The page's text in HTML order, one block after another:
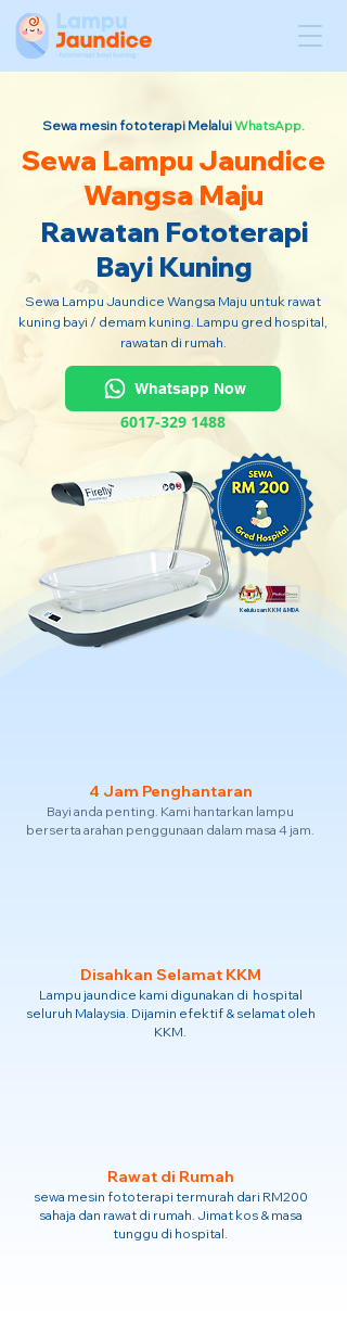
Sewa mesin fototerapi MelaluiWhatsApp.
Sewa Lampu Jaundice
Wangsa Maju
Rawatan Fototerapi
Bayi Kuning
Sewa Lampu Jaundice Wangsa Maju untuk rawat
kuning bayi / demam kuning. Lampu gred hospital,
rawatan di rumah.
Whatsapp Now
6017-329 1488
Kelulusan KKM & MDA
4 Jam Penghantaran
Bayi anda penting. Kami hantarkan lampu
berserta arahan penggunaan dalam masa 4 jam.
Disahkan Selamat KKM
Lampu jaundice kami digunakan di hospital
seluruh Malaysia. Dijamin efektif & selamat oleh
KKM.
Rawat di Rumah
sewa mesin fototerapi termurah dari RM200
sahaja dan rawat di rumah. Jimat kos & masa
tunggu di hospital.